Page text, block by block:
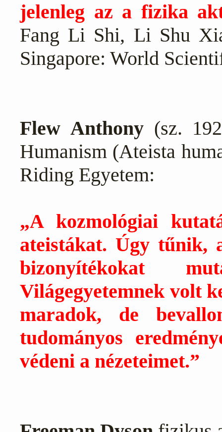
jelenleg az a fizika
Fang Li Shi, Li Shu
Singapore: World
Flew Anthony (sz.
Humanism (Аteista
Riding Egyetem:
„A kozmológiai
ateistákat. Úgy tűnik,
bizonyítékokat
Világegyetemnek volt
maradok, de
tudományos
védeni a nézeteimet.”